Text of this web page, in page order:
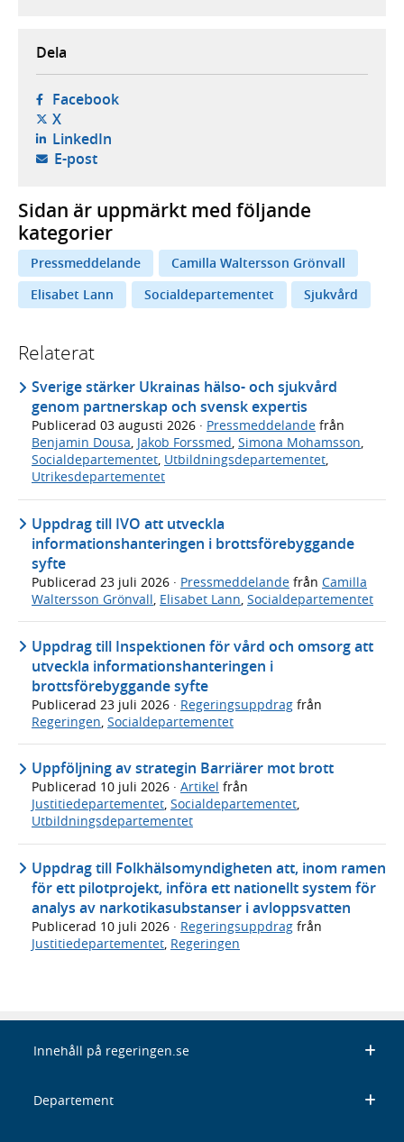
Dela
Facebook- öppnas i ny flik, extern webbplats,
X- öppnas i ny flik, extern webbplats,
LinkedIn- öppnas i ny flik, extern webbplats,
E-post- öppnar din e-postklient,
Sidan är uppmärkt med följande
kategorier
Pressmeddelande
Camilla Waltersson Grönvall
Elisabet Lann
Socialdepartementet Sjukvård
Relaterat
Sverige stärker Ukrainas hälso- och sjukvård
genom partnerskap och svensk expertis
Publicerad 03 augusti 2026 · Pressmeddelande från
Benjamin Dousa, Jakob Forssmed, Simona Mohamsson,
Socialdepartementet, Utbildningsdepartementet,
Utrikesdepartementet
Uppdrag till IVO att utveckla
informationshanteringen i brottsförebyggande
syfte
Publicerad 23 juli 2026 · Pressmeddelande från Camilla
Waltersson Grönvall, Elisabet Lann, Socialdepartementet
Uppdrag till Inspektionen för vård och omsorg att
utveckla informationshanteringen i
brottsförebyggande syfte
Publicerad 23 juli 2026 · Regeringsuppdrag från
Regeringen Socialdepartementet
Uppföljning av strategin Barriärer mot brott
Publicerad 10 juli 2026 · Artikel från
Justitiedepartementet, Socialdepartementet,
Utbildningsdepartementet
Uppdrag till Folkhälsomyndigheten att, inom ramen
för ett pilotprojekt, införa ett nationellt system för
analys av narkotikasubstanser i avloppsvatten
Publicerad 10 juli 2026 · Regeringsuppdrag från
Justitiedepartementet, Regeringen
Innehåll på regeringen.se
Departement